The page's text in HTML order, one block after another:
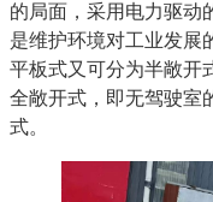
的局面，采用电力驱动
是维护环境对工业发展
平板式又可分为半敞开
全敞开式，即无驾驶室
式。